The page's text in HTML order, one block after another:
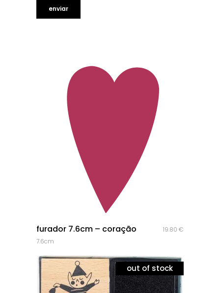
furador 7.6cm – coração 19.80 €
7.6cm
out of stock